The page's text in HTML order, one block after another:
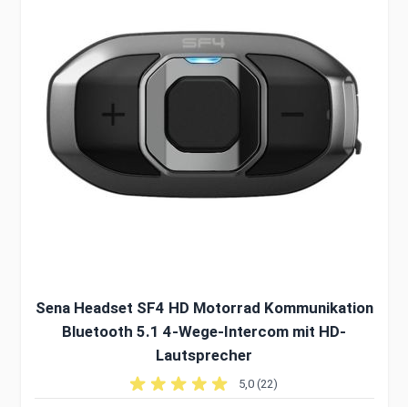
Sena Headset SF4 HD Motorrad Kommunikation
Bluetooth 5.1 4-Wege-Intercom mit HD-
Lautsprecher
5,0 (22)